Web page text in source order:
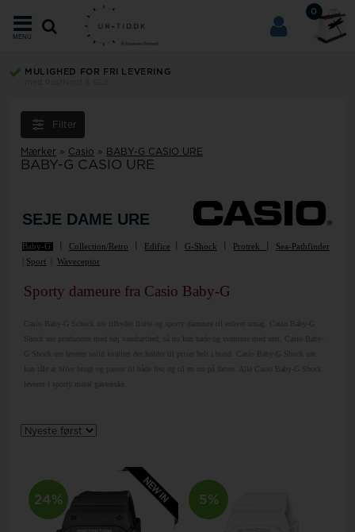
0
MENU
MULIGHED FOR FRI LEVERING
Filter
Mærker » Casio » BABY-G CASIO URE
BABY-G CASIO URE
SEJE DAME URE
Baby-G |Collection/Retro Edifice |G-Shock Protrek
Sea-Pathfinder
Sport |Waveceptor
Sporty dameure fra Casio Baby-G
Casio Baby-G Schock ure tilbyder flotte og sporty dameure til enhver smag. Casio Baby-G
Shock ure produceres med høj vandtæthed, så du kan bade og svømme med uret. Casio Baby-
G Shock ure leverer solid kvalitet der holder til priser helt i bund. Casio Baby-G Shock ure
kan tåle at blive brugt og passer til både fest og til en tur på farten. Alle Casio Baby-G Shock
24% 5%